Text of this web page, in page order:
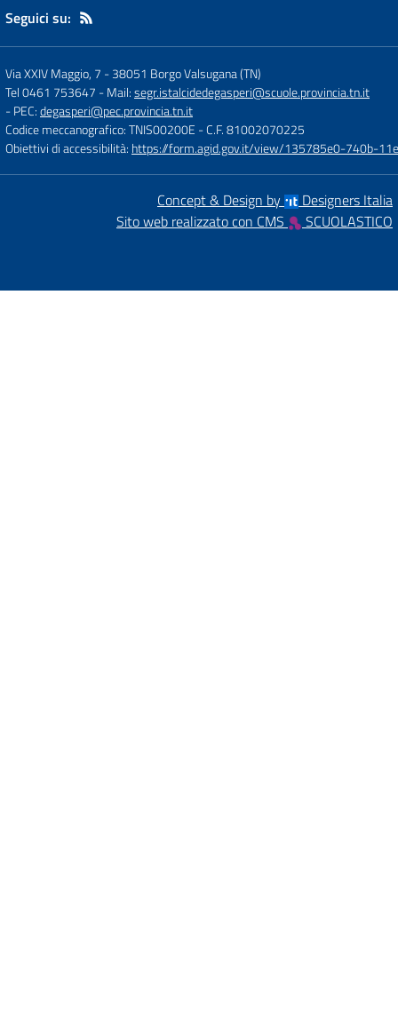
Seguici su:
Via XXIV Maggio, 7 -38051 Borgo Valsugana (TN)
Tel 0461 753647 - Mail:segr.istalcidedegasperi@scuole.provincia.tn.it
- PEC:degasperi@pec.provincia.tn.it
Codice meccanografico: TNIS00200E - C.F. 81002070225
Obiettivi di accessibilità: https://form.agid.gov.it/view/135785e0-740b-
Concept & Design by
Designers Italia
Sito web realizzato con CMS
SCUOLASTICO